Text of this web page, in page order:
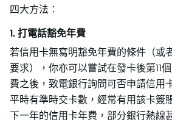
四大方法：
1. 打電話豁免年費
若信用卡無寫明豁免年費的條件（或
要求），你亦可以嘗試在發卡後第11
費之後，致電銀行詢問可否申請信用
平時有準時交卡數，經常有用該卡簽
下一年的信用卡年費，部分銀行熱線